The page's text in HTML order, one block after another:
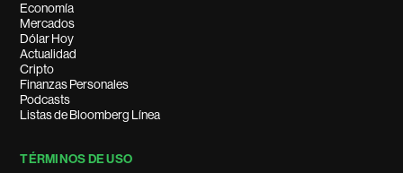
Economía
Mercados
Dólar Hoy
Actualidad
Cripto
Finanzas Personales
Podcasts
Listas de Bloomberg Línea
TÉRMINOS DE USO